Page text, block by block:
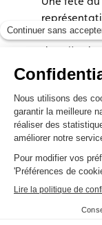
redécouvrir
dans
similitudes
chaque
euros. Infos
Chanson